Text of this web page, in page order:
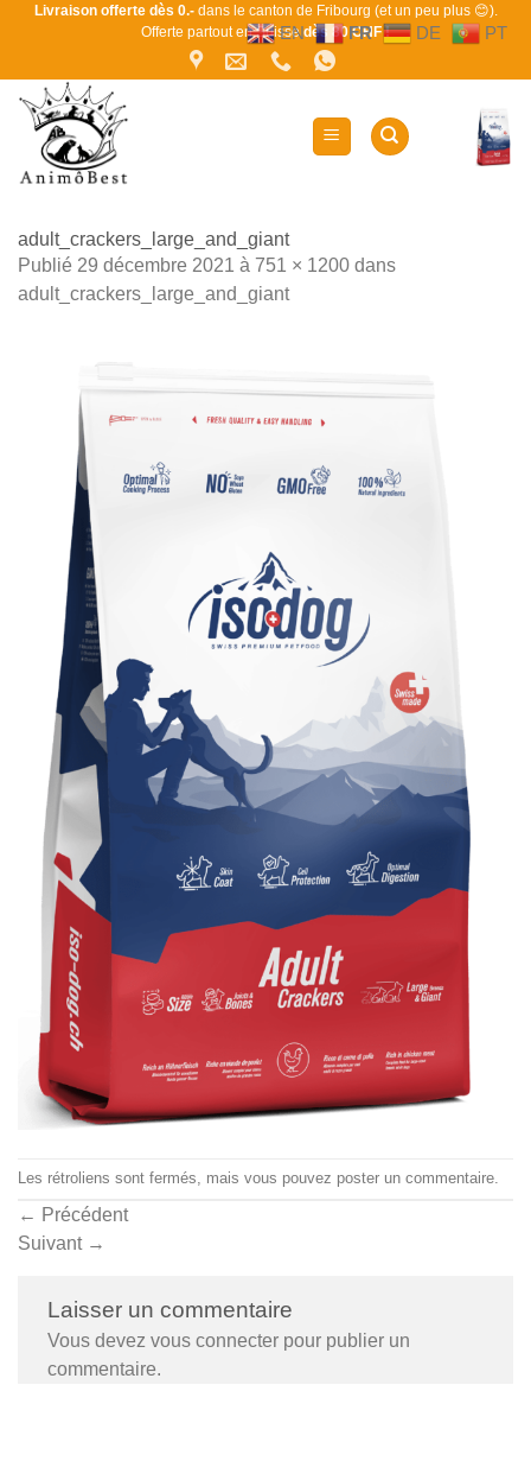
PasserLivraison offerte dès 0.-dans le canton de Fribourg (et un peu plus 😊).
Offerte partout en Suissedès 80 CHF !
adult_crackers_large_and_giant
Publié 29 décembre 2021 à 751 × 1200 dans
adult_crackers_large_and_giant
Les rétroliens sont fermés, mais vous pouvez poster un commentaire.
← Précédent
Suivant →
Laisser un commentaire
Vous devez vous connecter pour publier un
commentaire.
EN FR DE PT